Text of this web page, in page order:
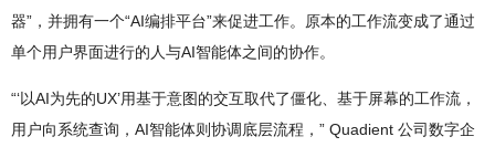
器”，并拥有一个“AI编排平台”来促进工作。原本的工作流变成了通过
单个用户界面进行的人与AI智能体之间的协作。
“‘以AI为先的UX’用基于意图的交互取代了僵化、基于屏幕的工作流，
用户向系统查询，AI智能体则协调底层流程，” Quadient 公司数字企